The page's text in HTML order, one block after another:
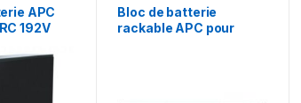
APC
192V
REGULATEURS
Bloc de batterie
rackable APC pour